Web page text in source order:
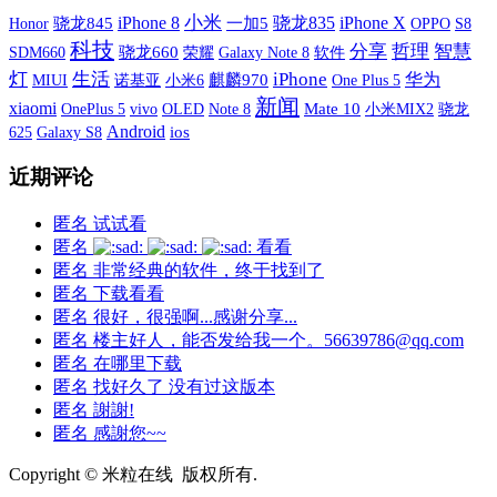
Honor 骁龙845 iPhone 8 小米 一加5 骁龙835 iPhone X OPPO S8
SDM660 科技 骁龙660 荣耀 Galaxy Note 8 软件 分享 哲理 智慧
灯 MIUI 生活 诺基亚 小米6 麒麟970 iPhone One Plus 5 华为
xiaomi OnePlus 5 vivo OLED Note 8 新闻 Mate 10 小米MIX2 骁龙
625 Galaxy S8 Android ios
近期评论
匿名 试试看
匿名
看看
匿名 非常经典的软件，终于找到了
匿名 下载看看
匿名 很好，很强啊...感谢分享...
匿名 楼主好人，能否发给我一个。56639786@qq.com
匿名 在哪里下载
匿名 找好久了 没有过这版本
匿名 謝謝!
匿名 感謝您~~
Copyright © 米粒在线 版权所有.